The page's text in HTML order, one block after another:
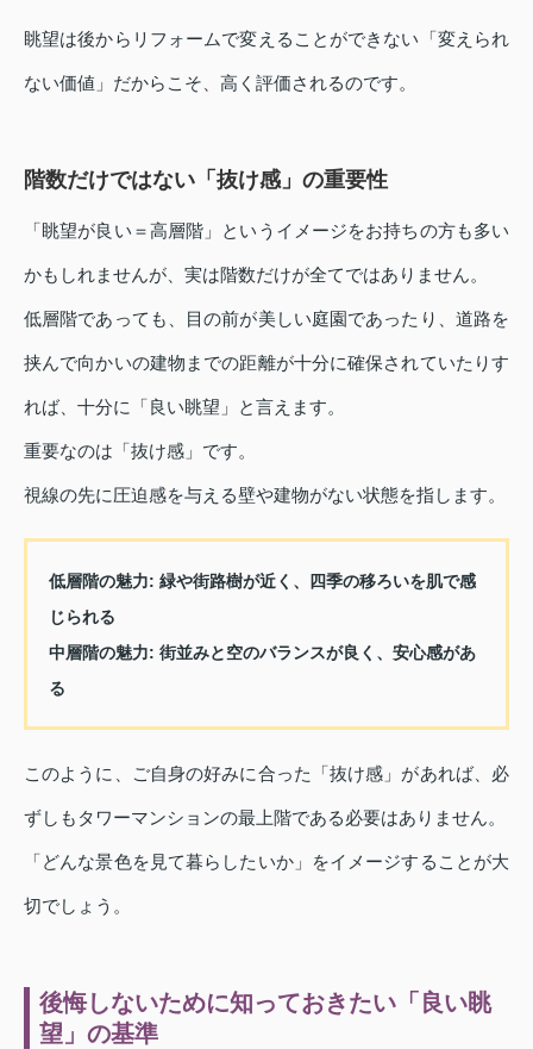
眺望は後からリフォームで変えることができない「変えられ
ない価値」だからこそ、高く評価されるのです。
階数だけではない「抜け感」の重要性
「眺望が良い＝高層階」というイメージをお持ちの方も多い
かもしれませんが、実は階数だけが全てではありません。
低層階であっても、目の前が美しい庭園であったり、道路を
挟んで向かいの建物までの距離が十分に確保されていたりす
れば、十分に「良い眺望」と言えます。
重要なのは「抜け感」です。
視線の先に圧迫感を与える壁や建物がない状態を指します。
低層階の魅力: 緑や街路樹が近く、四季の移ろいを肌で感
じられる
中層階の魅力: 街並みと空のバランスが良く、安心感があ
る
このように、ご自身の好みに合った「抜け感」があれば、必
ずしもタワーマンションの最上階である必要はありません。
「どんな景色を見て暮らしたいか」をイメージすることが大
切でしょう。
後悔しないために知っておきたい「良い眺
望」の基準